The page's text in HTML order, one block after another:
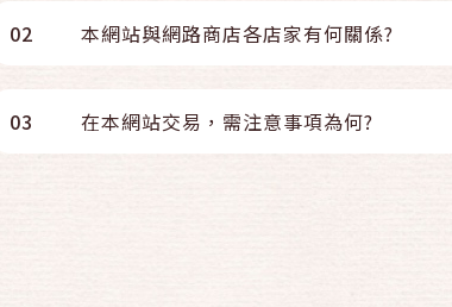
02 本網站與網路商店各店家有何關係?
03 在本網站交易，需注意事項為何?